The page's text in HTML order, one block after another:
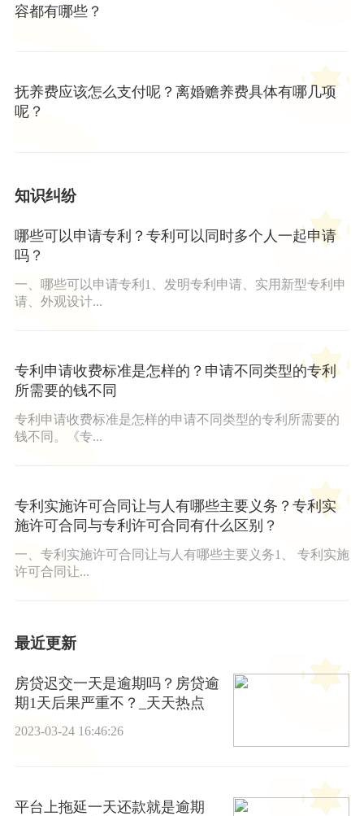
容都有哪些？
抚养费应该怎么支付呢？离婚赡养费具体有哪几项
呢？
知识纠纷
哪些可以申请专利？专利可以同时多个人一起申请
吗？
一、哪些可以申请专利1、发明专利申请、实用新型专利申
请、外观设计...
专利申请收费标准是怎样的？申请不同类型的专利
所需要的钱不同
专利申请收费标准是怎样的申请不同类型的专利所需要的
钱不同。《专...
专利实施许可合同让与人有哪些主要义务？专利实
施许可合同与专利许可合同有什么区别？
一、专利实施许可合同让与人有哪些主要义务1、 专利实施
许可合同让...
最近更新
房贷迟交一天是逾期吗？房贷逾
期1天后果严重不？_天天热点
2023-03-24 16:46:26
平台上拖延一天还款就是逾期